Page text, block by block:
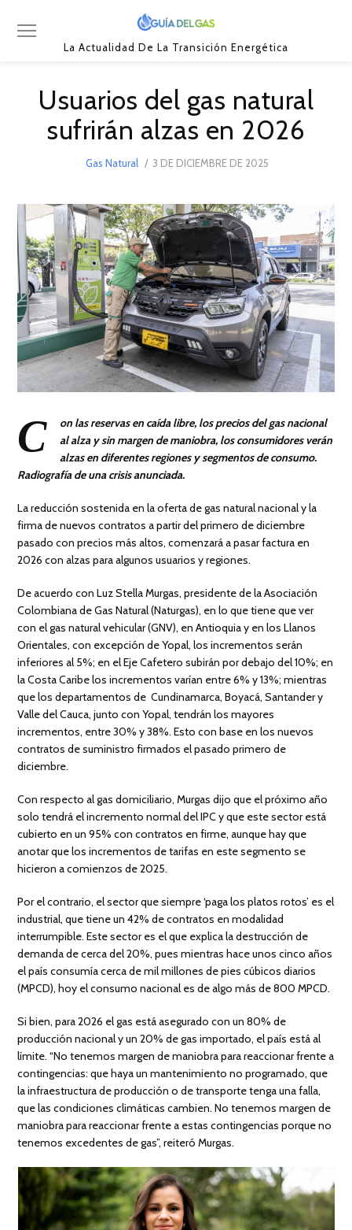
La Actualidad De La Transición Energética
Usuarios del gas natural
sufrirán alzas en 2026
Gas Natural
POSTED
3 DE DICIEMBRE DE 2025
DE
2026
C
on las reservas en caída libre, los precios del gas nacional
al alza y sin margen de maniobra, los consumidores verán
alzas en diferentes regiones y segmentos de consumo.
Radiografía de una crisis anunciada.
La reducción sostenida en la oferta de gas natural nacional y la
firma de nuevos contratos a partir del primero de diciembre
pasado con precios más altos, comenzará a pasar factura en
2026 con alzas para algunos usuarios y regiones.
De acuerdo con Luz Stella Murgas, presidente de la Asociación
Colombiana de Gas Natural (Naturgas), en lo que tiene que ver
con el gas natural vehicular (GNV), en Antioquia y en los Llanos
Orientales, con excepción de Yopal, los incrementos serán
inferiores al 5%; en el Eje Cafetero subirán por debajo del 10%; en
la Costa Caribe los incrementos varían entre 6% y 13%; mientras
que los departamentos de Cundinamarca, Boyacá, Santander y
Valle del Cauca, junto con Yopal, tendrán los mayores
incrementos, entre 30% y 38%. Esto con base en los nuevos
contratos de suministro firmados el pasado primero de
diciembre.
Con respecto al gas domiciliario, Murgas dijo que el próximo año
solo tendrá el incremento normal del IPC y que este sector está
cubierto en un 95% con contratos en firme, aunque hay que
anotar que los incrementos de tarifas en este segmento se
hicieron a comienzos de 2025.
Por el contrario, el sector que siempre ‘paga los platos rotos’ es el
industrial, que tiene un 42% de contratos en modalidad
interrumpible. Este sector es el que explica la destrucción de
demanda de cerca del 20%, pues mientras hace unos cinco años
el país consumía cerca de mil millones de pies cúbicos diarios
(MPCD), hoy el consumo nacional es de algo más de 800 MPCD.
Si bien, para 2026 el gas está asegurado con un 80% de
producción nacional y un 20% de gas importado, el país está al
límite. “No tenemos margen de maniobra para reaccionar frente a
contingencias: que haya un mantenimiento no programado, que
la infraestructura de producción o de transporte tenga una falla,
que las condiciones climáticas cambien. No tenemos margen de
maniobra para reaccionar frente a estas contingencias porque no
tenemos excedentes de gas”, reiteró Murgas.